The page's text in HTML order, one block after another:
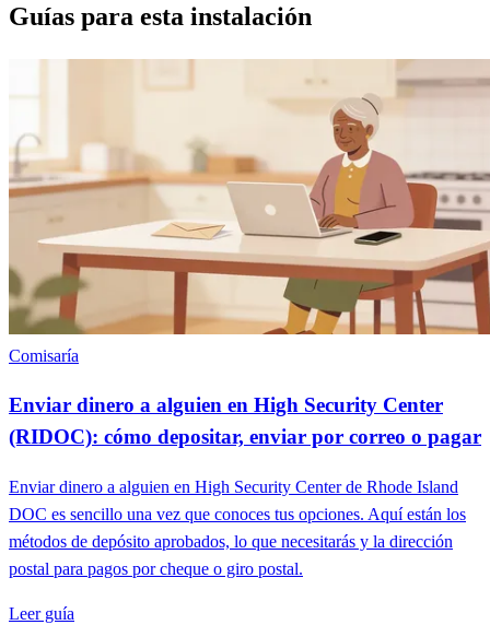
Guías para esta instalación
Comisaría
Enviar dinero a alguien en High Security Center
(RIDOC): cómo depositar, enviar por correo o pagar
Enviar dinero a alguien en High Security Center de Rhode Island
DOC es sencillo una vez que conoces tus opciones. Aquí están los
métodos de depósito aprobados, lo que necesitarás y la dirección
postal para pagos por cheque o giro postal.
Leer guía